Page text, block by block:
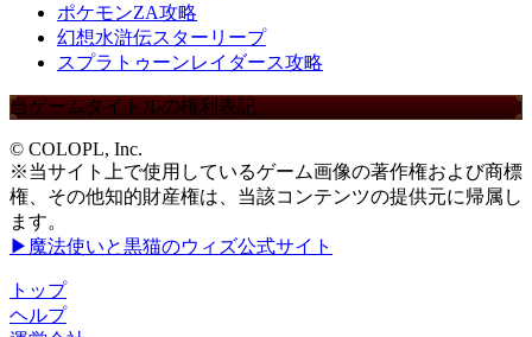
ポケモンZA攻略
幻想水滸伝スターリープ
スプラトゥーンレイダース攻略
当ゲームタイトルの権利表記
© COLOPL, Inc.
※当サイト上で使用しているゲーム画像の著作権および商標
権、その他知的財産権は、当該コンテンツの提供元に帰属し
ます。
▶魔法使いと黒猫のウィズ公式サイト
トップ
ヘルプ